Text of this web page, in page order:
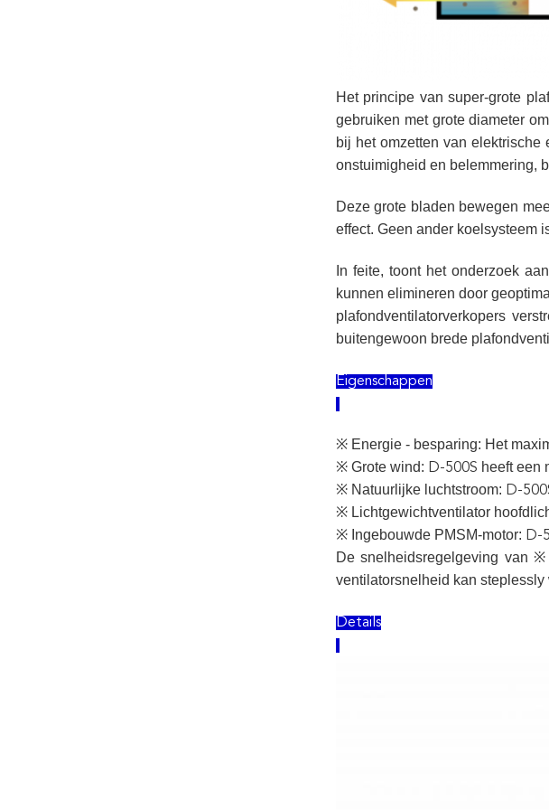
Het principe van super-grote
gebruiken met grote diameter
bij het omzetten van
onstuimigheid en belemmering,
Deze grote bladen bewegen
effect. Geen ander koelsysteem
In feite, toont het onderzoek
kunnen elimineren door
plafondventilatorverkopers
buitengewoon brede
Eigenschappen
※ Energie - besparing: Het
※ Grote wind: D-500S heeft een
※ Natuurlijke luchtstroom: D-
※ Lichtgewichtventilator
※ Ingebouwde PMSM-motor: D-
De snelheidsregelgeving van
ventilatorsnelheid kan steplessly
Details